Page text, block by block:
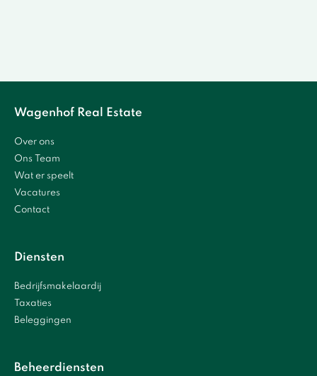
Wagenhof Real Estate
Over ons
Ons Team
Wat er speelt
Vacatures
Contact
Diensten
Bedrijfsmakelaardij
Taxaties
Beleggingen
Beheerdiensten